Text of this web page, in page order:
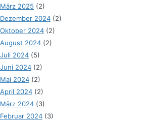
März 2025 (2)
Dezember 2024 (2)
Oktober 2024 (2)
August 2024 (2)
Juli 2024 (5)
Juni 2024 (2)
Mai 2024 (2)
April 2024 (2)
März 2024 (3)
Februar 2024 (3)